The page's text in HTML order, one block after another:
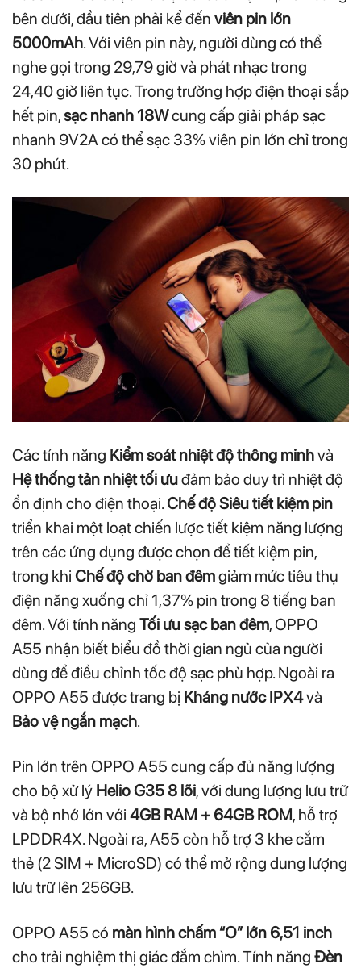
bên dưới, đầu tiên phải kể đến viên pin lớn
5000mAh. Với viên pin này, người dùng có thể
nghe gọi trong 29,79 giờ và phát nhạc trong
24,40 giờ liên tục. Trong trường hợp điện thoại sắp
hết pin,sạc nhanh 18Wcung cấp giải pháp sạc
nhanh 9V2A có thể sạc 33% viên pin lớn chỉ trong
30 phút.
Các tính năng Kiểm soát nhiệt độ thông minhvà
Hệ thống tản nhiệt tối ưuđảm bảo duy trì nhiệt độ
ổn định cho điện thoại.Chế độ Siêu tiết kiệm pin
triển khai một loạt chiến lược tiết kiệm năng lượng
trên các ứng dụng được chọn để tiết kiệm pin,
trong khi Chế độ chờ ban đêmgiảm mức tiêu thụ
điện năng xuống chỉ 1,37% pin trong 8 tiếng ban
đêm. Với tính năng Tối ưu sạc ban đêm, OPPO
A55 nhận biết biểu đồ thời gian ngủ của người
dùng để điều chỉnh tốc độ sạc phù hợp. Ngoài ra
OPPO A55 được trang bị Kháng nước IPX4và
Bảo vệ ngắn mạch.
Pin lớn trên OPPO A55 cung cấp đủ năng lượng
cho bộ xử lý Helio G35 8 lõi, với dung lượng lưu trữ
và bộ nhớ lớn với 4GB RAM + 64GB ROM, hỗ trợ
LPDDR4X. Ngoài ra, A55 còn hỗ trợ 3 khe cắm
thẻ (2 SIM + MicroSD) có thể mở rộng dung lượng
lưu trữ lên 256GB.
OPPO A55 có màn hình chấm “O” lớn 6,51 inch
cho trải nghiệm thị giác đắm chìm. Tính năng Đèn